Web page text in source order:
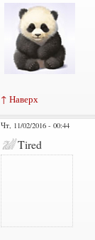
↑ Наверх
Чт, 11/02/2016 - 00:44
Tired